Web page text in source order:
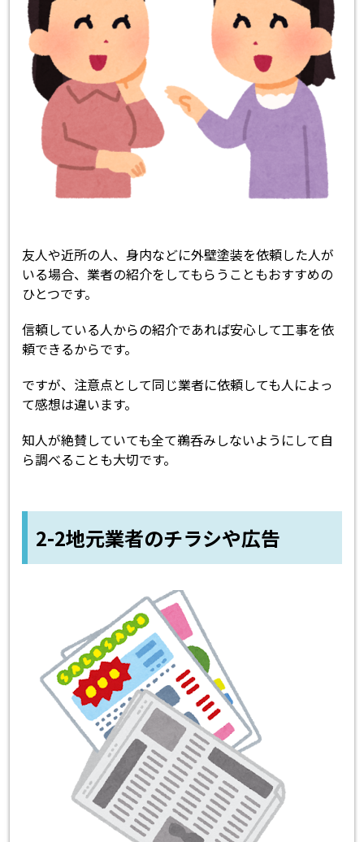
友人や近所の人、身内などに外壁塗装を依頼した人が
いる場合、業者の紹介をしてもらうこともおすすめの
ひとつです。
信頼している人からの紹介であれば安心して工事を依
頼できるからです。
ですが、注意点として同じ業者に依頼しても人によっ
て感想は違います。
知人が絶賛していても全て鵜呑みしないようにして自
ら調べることも大切です。
2-2地元業者のチラシや広告